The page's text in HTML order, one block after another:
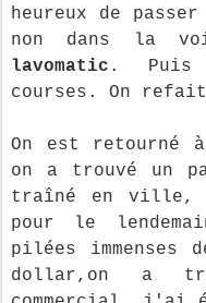
heureux de
non dans la
lavomatic . Puis
courses. On
On est retourné
on a trouvé un
traîné en ville,
pour le
pilées immenses
dollar,on a